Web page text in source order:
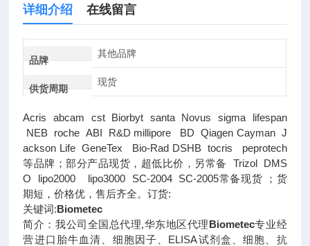
详细介绍 在线留言
品牌
其他品牌
供货周期
现货
Acris abcam cst Biorbyt santa Novus sigma lifespan
NEB roche ABI R&D millipore BD Qiagen Cayman J
ackson Life GeneTex Bio-Rad DSHB tocris peprotech
等品牌；部分产品现货，超低比价，另常备 Trizol DMS
O lipo2000 lipo3000 SC-2004 SC-2005常备现货 ；货
期短，价格优，售后齐全。订货:
关键词:Biometec
简介：我公司全国总代理,华东地区代理Biometec专业经
营进口胎牛血清、细胞因子、ELISA试剂盒、细胞、抗